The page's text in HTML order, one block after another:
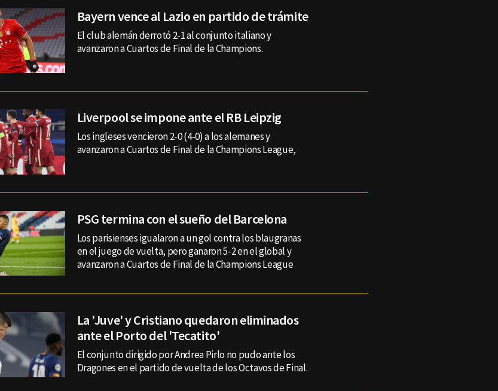
Bayern vence al Lazio en partido de trámite
El club alemán derrotó 2-1 al conjunto italiano y
avanzaron a Cuartos de Final de la Champions.
Liverpool se impone ante el RB Leipzig
Los ingleses vencieron 2-0 (4-0) a los alemanes y
avanzaron a Cuartos de Final de la Champions League,
PSG termina con el sueño del Barcelona
Los parisienses igualaron a un gol contra los blaugranas
en el juego de vuelta, pero ganaron 5-2 en el global y
avanzaron a Cuartos de Final de la Champions League
La 'Juve' y Cristiano quedaron eliminados
ante el Porto del 'Tecatito'
El conjunto dirigido por Andrea Pirlo no pudo ante los
Dragones en el partido de vuelta de los Octavos de Final.